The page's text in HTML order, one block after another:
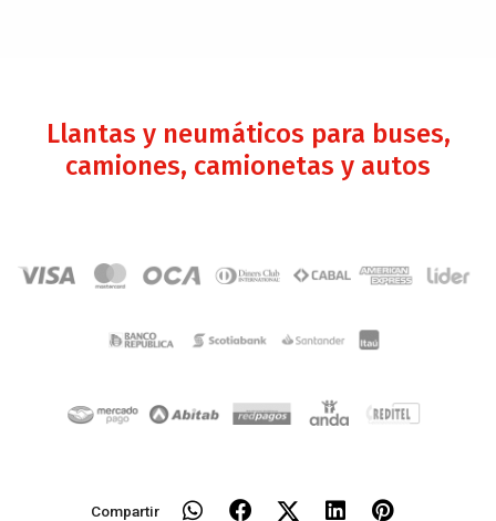
Llantas y neumáticos para buses,
camiones, camionetas y autos
Compartir